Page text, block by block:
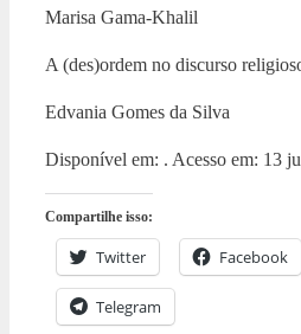
Marisa Gama-Khalil
A (des)ordem no discurso
Edvania Gomes da Silva
Disponível em: . Acesso em: 13
Compartilhe isso:
Twitter Facebook
Telegram